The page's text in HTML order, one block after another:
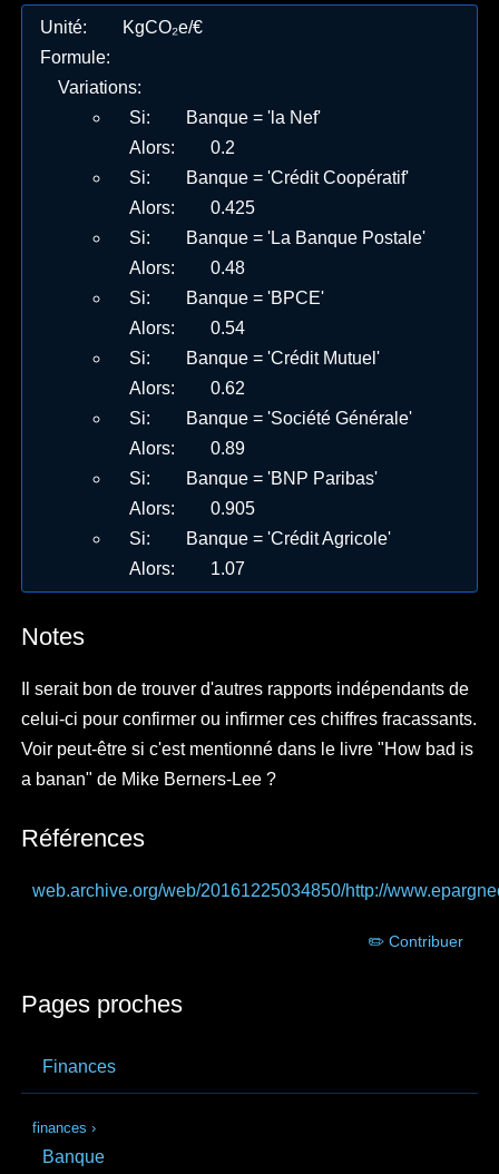
Unité:
KgCO₂e/€
Formule:
Variations:
Si:
Banque = 'la Nef'
Alors:
0.2
Si:
Banque = 'Crédit Coopératif'
Alors:
0.425
Si:
Banque = 'La Banque Postale'
Alors:
0.48
Si:
Banque = 'BPCE'
Alors:
0.54
Si:
Banque = 'Crédit Mutuel'
Alors:
0.62
Si:
Banque = 'Société Générale'
Alors:
0.89
Si:
Banque = 'BNP Paribas'
Alors:
0.905
Si:
Banque = 'Crédit Agricole'
Alors: 1.07
Notes
Il serait bon de trouver d'autres rapports indépendants de
celui-ci pour confirmer ou infirmer ces chiffres fracassants.
Voir peut-être si c'est mentionné dans le livre "How bad is
a banan" de Mike Berners-Lee ?
Références
web.archive.org/web/20161225034850/http://
✏️ Contribuer
Pages proches
Finances
finances ›
Banque